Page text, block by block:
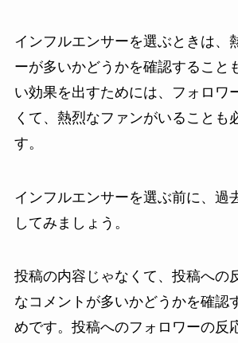
インフルエンサーを選ぶときは、
ーが多いかどうかを確認すること
い効果を出すためには、フォロワ
くて、熱烈なファンがいることも
す。
インフルエンサーを選ぶ前に、過
してみましょう。
投稿の内容じゃなくて、投稿への
なコメントが多いかどうかを確認
めです。投稿へのフォロワーの反